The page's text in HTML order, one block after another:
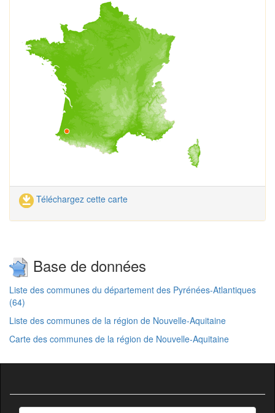
Téléchargez cette carte
Base de données
Liste des communes du département des Pyrénées-Atlantiques
(64)
Liste des communes de la région de Nouvelle-Aquitaine
Carte des communes de la région de Nouvelle-Aquitaine